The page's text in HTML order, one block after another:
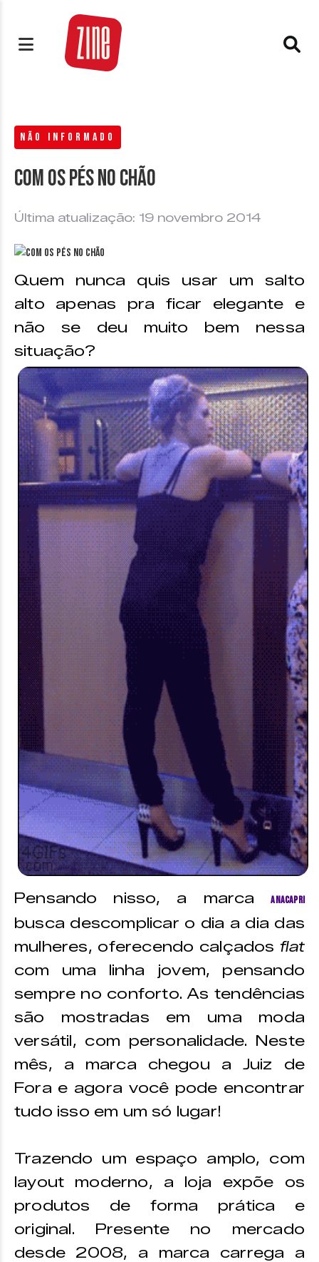
NÃO INFORMADO
Com os pés no chão
Última atualização: 19 novembro 2014
Quem nunca quis usar um salto
alto apenas pra ficar elegante e
não se deu muito bem nessa
situação?
Pensando nisso, a marcaAnacapri
busca descomplicar o dia a dia das
mulheres, oferecendo calçados flat
com uma linha jovem, pensando
sempre no conforto. As tendências
são mostradas em uma moda
versátil, com personalidade. Neste
mês, a marca chegou a Juiz de
Fora e agora você pode encontrar
tudo isso em um só lugar!
Trazendo um espaço amplo, com
layout moderno, a loja expõe os
produtos de forma prática e
original. Presente no mercado
desde 2008, a marca carrega a